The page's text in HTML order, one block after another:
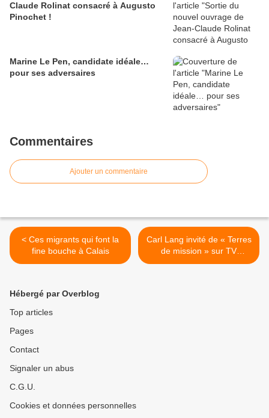
Claude Rolinat consacré à Augusto
Pinochet !
Marine Le Pen, candidate idéale…
pour ses adversaires
Commentaires
Ajouter un commentaire
< Ces migrants qui font la
fine bouche à Calais
Carl Lang invité de « Terres
de mission » sur TV
Libertés >
Hébergé par Overblog
Top articles
Pages
Contact
Signaler un abus
C.G.U.
Cookies et données personnelles